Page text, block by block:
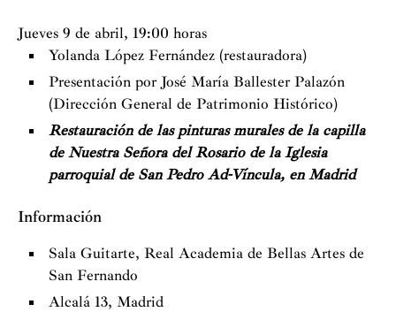
Jueves 9 de abril, 19:00 horas
Yolanda López Fernández (restauradora)
Presentación por José María Ballester Palazón
(Dirección General de Patrimonio Histórico)
Restauración de las pinturas murales de la capilla
de Nuestra Señora del Rosario de la Iglesia
parroquial de San Pedro Ad-Víncula, en Madrid
Información
Sala Guitarte, Real Academia de Bellas Artes de
San Fernando
Alcalá 13, Madrid